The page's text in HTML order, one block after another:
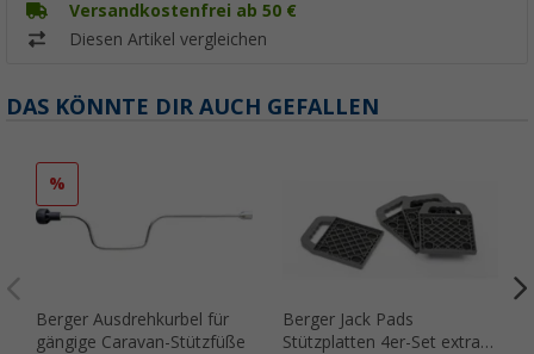
Versandkostenfrei ab 50 €
Diesen Artikel vergleichen
DAS KÖNNTE DIR AUCH GEFALLEN
%
Berger Ausdrehkurbel für
gängige Caravan-Stützfüße
Berger Jack Pads
Stützplatten 4er-Set extra